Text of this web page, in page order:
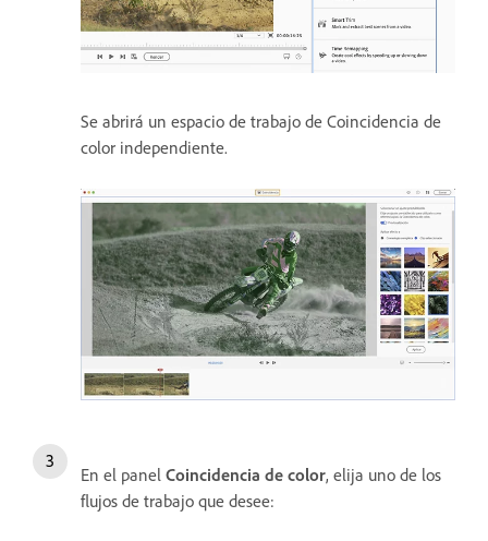
Se abrirá un espacio de trabajo de Coincidencia de
color independiente.
En el panel Coincidencia de color, elija uno de los
flujos de trabajo que desee: